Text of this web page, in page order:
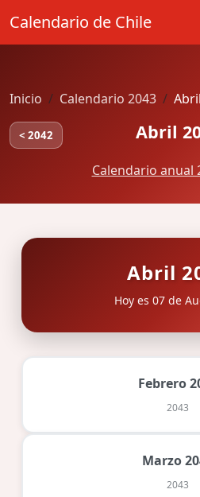
Calendario de Chile
Inicio Calendario 2043
< 2042 Abril
Calendario anual
Abril
Hoy es 07 de
Febrero
2043
Marzo
2043